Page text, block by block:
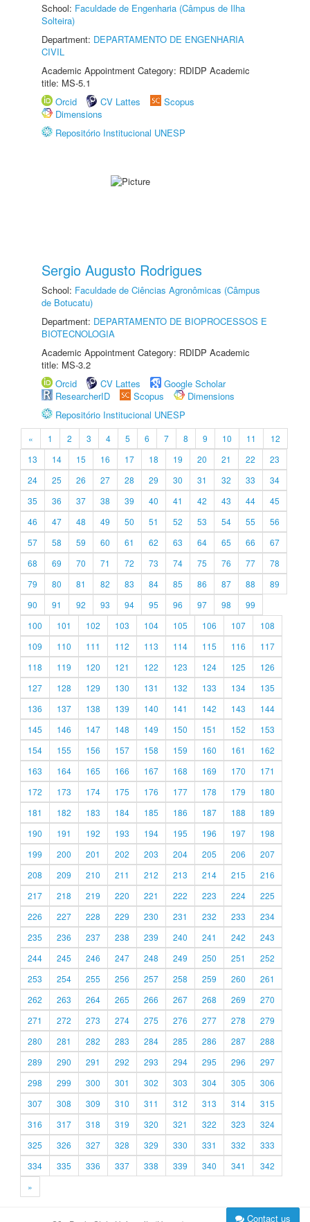
School: Faculdade de Engenharia (Câmpus de Ilha
Solteira)
Department: DEPARTAMENTO DE ENGENHARIA
CIVIL
Academic Appointment Category: RDIDP Academic
title: MS-5.1
Orcid
CV Lattes
Scopus
Dimensions
Repositório Institucional UNESP
Sergio Augusto Rodrigues
School: Faculdade de Ciências Agronômicas (Câmpus
de Botucatu)
Department: DEPARTAMENTO DE BIOPROCESSOS E
BIOTECNOLOGIA
Academic Appointment Category: RDIDP Academic
title: MS-3.2
Orcid
CV Lattes
Google Scholar
ResearcherID
Scopus
Dimensions
Repositório Institucional UNESP
« 1 2 3 4 5 6 7 8 9 10 11
12
13
14 15 16 17 18 19 20 21 22
23
24
25 26 27 28 29 30 31 32 33
34
35
36 37 38 39 40 41 42 43 44
45
46
47 48 49 50 51 52 53 54 55
56
57
58 59 60 61 62 63 64 65 66
67
68
69 70 71 72 73 74 75 76 77
78
79
80 81 82 83 84 85 86 87 88
89
90
91 92 93 94 95 96 97 98
99
100
101 102 103 104 105 106 107
108
109
110 111 112 113 114 115 116
117
118
119 120 121 122 123 124 125
126
127
128 129 130 131 132 133 134
135
136
137 138 139 140 141 142 143
144
145
146 147 148 149 150 151 152
153
154
155 156 157 158 159 160 161
162
163
164 165 166 167 168 169 170
171
172
173 174 175 176 177 178 179
180
181
182 183 184 185 186 187 188
189
190
191 192 193 194 195 196 197
198
199
200 201 202 203 204 205 206
207
208
209 210 211 212 213 214 215
216
217
218 219 220 221 222 223 224
225
226
227 228 229 230 231 232 233
234
235
236 237 238 239 240 241 242
243
244
245 246 247 248 249 250 251
252
253
254 255 256 257 258 259 260
261
262
263 264 265 266 267 268 269
270
271
272 273 274 275 276 277 278
279
280
281 282 283 284 285 286 287
288
289
290 291 292 293 294 295 296
297
298
299 300 301 302 303 304 305
306
307
308 309 310 311 312 313 314
315
316
317 318 319 320 321 322 323
324
325
326 327 328 329 330 331 332
333
334
335 336 337 338 339 340 341
342
»
Contact us